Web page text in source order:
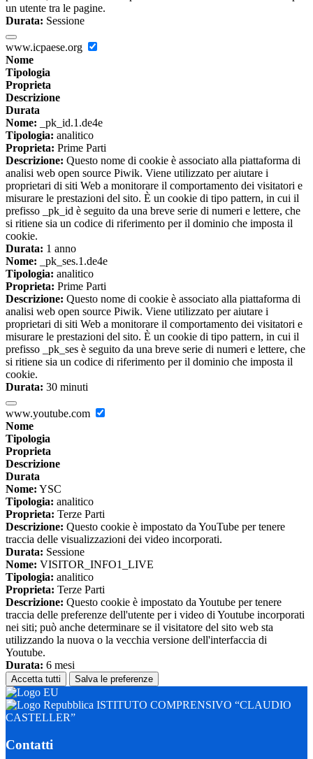
un utente tra le pagine.
Durata: Sessione
www.icpaese.org
Nome
Tipologia
Proprieta
Descrizione
Durata
Nome: _pk_id.1.de4e
Tipologia: analitico
Proprieta: Prime Parti
Descrizione: Questo nome di cookie è associato alla piattaforma di
analisi web open source Piwik. Viene utilizzato per aiutare i
proprietari di siti Web a monitorare il comportamento dei visitatori e
misurare le prestazioni del sito. È un cookie di tipo pattern, in cui il
prefisso _pk_id è seguito da una breve serie di numeri e lettere, che
si ritiene sia un codice di riferimento per il dominio che imposta il
cookie.
Durata: 1 anno
Nome: _pk_ses.1.de4e
Tipologia: analitico
Proprieta: Prime Parti
Descrizione: Questo nome di cookie è associato alla piattaforma di
analisi web open source Piwik. Viene utilizzato per aiutare i
proprietari di siti Web a monitorare il comportamento dei visitatori e
misurare le prestazioni del sito. È un cookie di tipo pattern, in cui il
prefisso _pk_ses è seguito da una breve serie di numeri e lettere, che
si ritiene sia un codice di riferimento per il dominio che imposta il
cookie.
Durata: 30 minuti
www.youtube.com
Nome
Tipologia
Proprieta
Descrizione
Durata
Nome: YSC
Tipologia: analitico
Proprieta: Terze Parti
Descrizione: Questo cookie è impostato da YouTube per tenere
traccia delle visualizzazioni dei video incorporati.
Durata: Sessione
Nome: VISITOR_INFO1_LIVE
Tipologia: analitico
Proprieta: Terze Parti
Descrizione: Questo cookie è impostato da Youtube per tenere
traccia delle preferenze dell'utente per i video di Youtube incorporati
nei siti; può anche determinare se il visitatore del sito web sta
utilizzando la nuova o la vecchia versione dell'interfaccia di
Youtube.
Durata: 6 mesi
Accetta tutti Salva le preferenze
ISTITUTO COMPRENSIVO “CLAUDIO
CASTELLER”
Contatti